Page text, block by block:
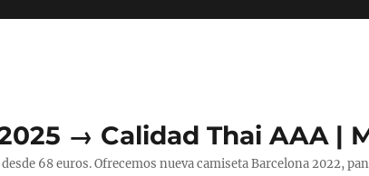
→ Calidad Thai AAA |
68 euros. Ofrecemos nueva camiseta Barcelona 2022,